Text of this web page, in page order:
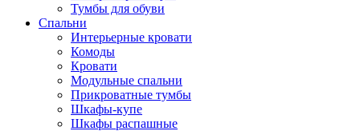
Тумбы для обуви
Спальни
Интерьерные кровати
Комоды
Кровати
Модульные спальни
Прикроватные тумбы
Шкафы-купе
Шкафы распашные